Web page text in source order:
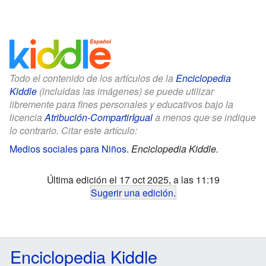
Todo el contenido de los artículos de la Enciclopedia
Kiddle (incluidas las imágenes) se puede utilizar
libremente para fines personales y educativos bajo la
licenciaAtribución-CompartirIguala menos que se indique
lo contrario. Citar este artículo:
Medios sociales para Niños. Enciclopedia Kiddle.
Última edición el 17 oct 2025, a las 11:19
Sugerir una edición.
Enciclopedia Kiddle